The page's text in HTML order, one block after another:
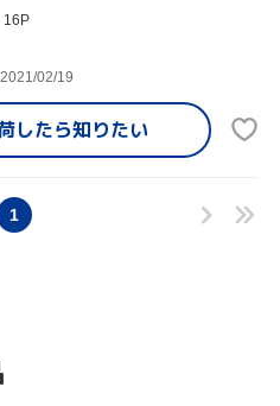
16P
02/19
したら知りたい
1